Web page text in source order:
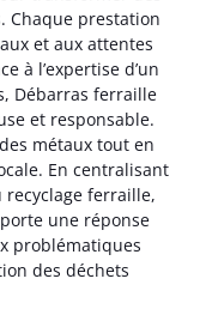
Chaque prestation
et aux attentes
à l’expertise d’un
Débarras ferraille
et responsable.
métaux tout en
En centralisant
recyclage ferraille,
une réponse
problématiques
des déchets